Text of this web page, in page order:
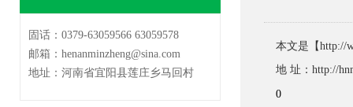
固话：0379-63059566 63059578
邮箱：henanminzheng@sina.com
地址：河南省宜阳县莲庄乡马回村
本文是【http://
地 址：http://
0